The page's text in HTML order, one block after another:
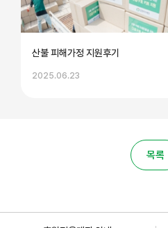
산불 피해가정 지원후기
2025.06.23
목록